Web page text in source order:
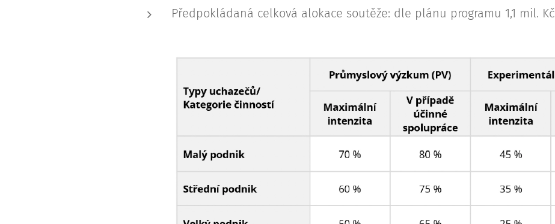
Předpokládaná celková alokace soutěže: dle plánu programu 1,1 mil. Kč